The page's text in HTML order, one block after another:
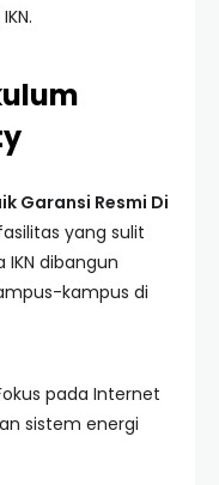
Garansi Resmi Di
yang sulit
dibangun
kampus di
pada Internet
sistem energi